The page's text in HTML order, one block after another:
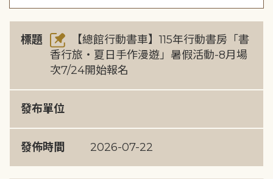
標題
【總館行動書車】115年行動書房「書
香行旅・夏日手作漫遊」暑假活動-8月場
次7/24開始報名
發布單位
發佈時間 2026-07-22